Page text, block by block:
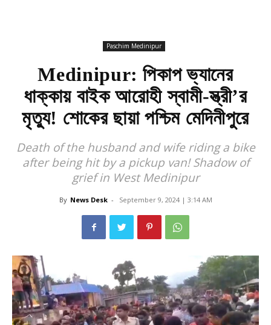
Paschim Medinipur
Medinipur: পিকাপ ভ্যানের
ধাক্কায় বাইক আরোহী স্বামী-স্ত্রী’র
মৃত্যু! শোকের ছায়া পশ্চিম মেদিনীপুরে
Death of the husband and wife riding a bike
after being hit by a pickup van! Shadow of
grief in West Medinipur
By News Desk - September 9, 2024 | 3:14 AM